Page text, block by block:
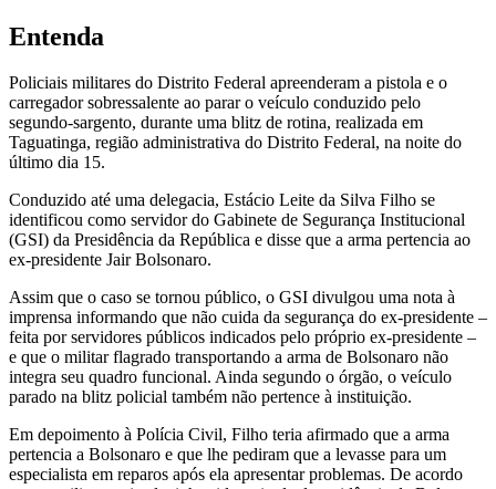
Entenda
Policiais militares do Distrito Federal apreenderam a pistola e o
carregador sobressalente ao parar o veículo conduzido pelo
segundo-sargento, durante uma blitz de rotina, realizada em
Taguatinga, região administrativa do Distrito Federal, na noite do
último dia 15.
Conduzido até uma delegacia, Estácio Leite da Silva Filho se
identificou como servidor do Gabinete de Segurança Institucional
(GSI) da Presidência da República e disse que a arma pertencia ao
ex-presidente Jair Bolsonaro.
Assim que o caso se tornou público, o GSI divulgou uma nota à
imprensa informando que não cuida da segurança do ex-presidente –
feita por servidores públicos indicados pelo próprio ex-presidente –
e que o militar flagrado transportando a arma de Bolsonaro não
integra seu quadro funcional. Ainda segundo o órgão, o veículo
parado na blitz policial também não pertence à instituição.
Em depoimento à Polícia Civil, Filho teria afirmado que a arma
pertencia a Bolsonaro e que lhe pediram que a levasse para um
especialista em reparos após ela apresentar problemas. De acordo